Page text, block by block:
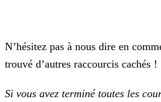
N’hésitez pas à nous dire en
trouvé d’autres raccourcis cachés !
Si vous avez terminé toutes les